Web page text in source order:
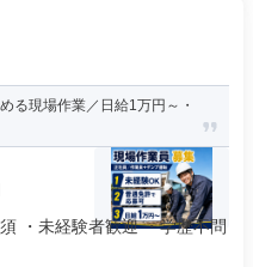
る現場作業／日給1万円～・
・未経験者歓迎 ・学歴不問